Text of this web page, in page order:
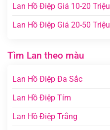
Lan Hồ Điệp Giá 10-20 Triệu
Lan Hồ Điệp Giá 20-50 Triệu
Tìm Lan theo màu
Lan Hồ Điệp Đa Sắc
Lan Hồ Điệp Tím
Lan Hồ Điệp Trắng